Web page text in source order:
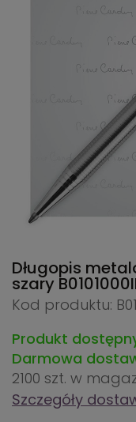
Długopis
szary
Kod produktu:
Produkt
Darmowa
2100 szt. w
Szczegóły